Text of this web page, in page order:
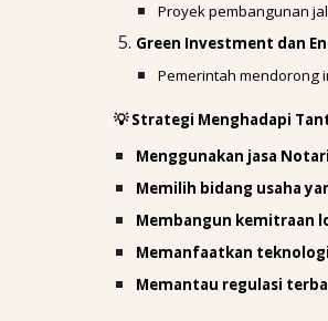
Proyek pembangunan
Green Investment dan
Pemerintah mendorong
💡 Strategi Menghadapi
Menggunakan jasa
Memilih bidang usaha
Membangun kemitraan
Memanfaatkan
Memantau regulasi